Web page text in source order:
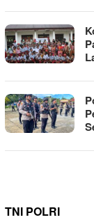
TNI POLRI